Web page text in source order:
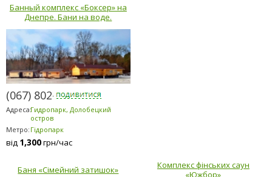
Банный комплекс «Боксер» на
Днепре. Бани на воде.
(067) 802-6898
Адреса:Гидропарк, Долобецкий
остров
Метро: Гідропарк
від 1,300грн/час
Баня «Сімейний затишок»
Комплекс фінських саун
«Южбор»